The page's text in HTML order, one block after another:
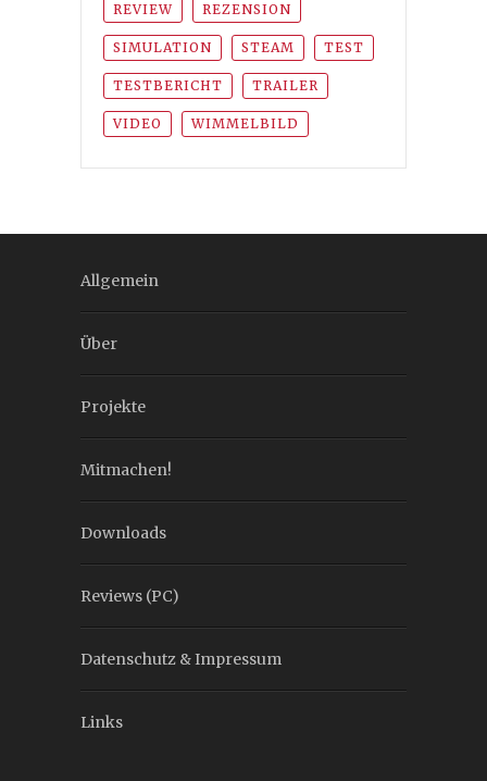
REVIEW REZENSION
SIMULATION STEAM TEST
TESTBERICHT TRAILER
VIDEO WIMMELBILD
Allgemein
Über
Projekte
Mitmachen!
Downloads
Reviews (PC)
Datenschutz & Impressum
Links